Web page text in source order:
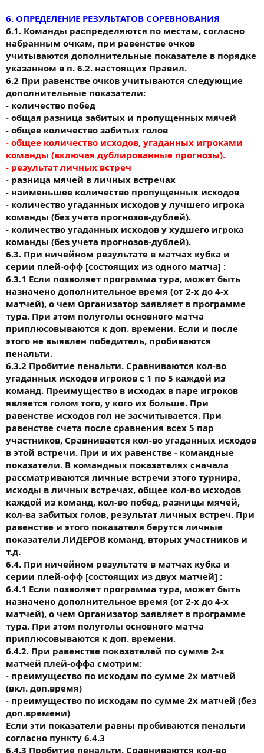
6. ОПРЕДЕЛЕНИЕ РЕЗУЛЬТАТОВ СОРЕВНОВАНИЯ
6.1. Команды распределяются по местам, согласно
набранным очкам, при равенстве очков
учитываются дополнительные показателе в порядке
указанном в п. 6.2. настоящих Правил.
6.2 При равенстве очков учитываются следующие
дополнительные показатели:
- количество побед
- общая разница забитых и пропущенных мячей
- общее количество забитых голов
- общее количество исходов, угаданных игроками
команды (включая дублированные прогнозы).
- результат личных встреч
- разница мячей в личных встречах
- наименьшее количество пропущенных исходов
- количество угаданных исходов у лучшего игрока
команды (без учета прогнозов-дублей).
- количество угаданных исходов у худшего игрока
команды (без учета прогнозов-дублей).
6.3. При ничейном результате в матчах кубка и
серии плей-офф [состоящих из одного матча] :
6.3.1 Если позволяет программа тура, может быть
назначено дополнительное время (от 2-х до 4-х
матчей), о чем Организатор заявляет в программе
тура. При этом полуголы основного матча
приплюсовываются к доп. времени. Если и после
этого не выявлен победитель, пробиваются
пенальти.
6.3.2 Пробитие пенальти. Сравниваются кол-во
угаданных исходов игроков с 1 по 5 каждой из
команд. Преимущество в исходах в паре игроков
является голом того, у кого их больше. При
равенстве исходов гол не засчитывается. При
равенстве счета после сравнения всех 5 пар
участников, Сравнивается кол-во угаданных исходов
в этой встречи. При и их равенстве - командные
показатели. В командных показателях сначала
рассматриваются личные встречи этого турнира,
исходы в личных встречах, общее кол-во исходов
каждой из команд, кол-во побед, разницы мячей,
кол-ва забитых голов, результат личных встреч. При
равенстве и этого показателя берутся личные
показатели ЛИДЕРОВ команд, вторых участников и
т.д.
6.4. При ничейном результате в матчах кубка и
серии плей-офф [состоящих из двух матчей] :
6.4.1 Если позволяет программа тура, может быть
назначено дополнительное время (от 2-х до 4-х
матчей), о чем Организатор заявляет в программе
тура. При этом полуголы основного матча
приплюсовываются к доп. времени.
6.4.2. При равенстве показателей по сумме 2-х
матчей плей-оффа смотрим:
- преимущество по исходам по сумме 2х матчей
(вкл. доп.время)
- преимущество по исходам по сумме 2х матчей (без
доп.времени)
Если эти показатели равны пробиваются пенальти
согласно пункту 6.4.3
6.4.3 Пробитие пенальти. Сравниваются кол-во